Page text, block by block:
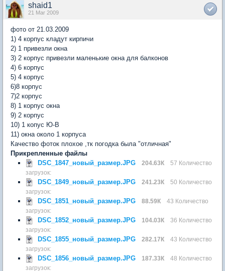
shaid1
21 Mar 2009
фото от 21.03.2009
1) 4 корпус кладут кирпичи
2) 1 привезли окна
3) 2 корпус привезли маленькие окна для балконов
4) 6 корпус
5) 4 корпус
6)8 корпус
7)2 корпус
8) 1 корпус окна
9) 2 корпус
10) 1 копус Ю-В
11) окна около 1 корпуса
Качество фоток плохое ,тк погодка была "отличная"
Прикрепленные файлы
DSC_1847_новый_размер.JPG
204.63К
57 Количество
загрузок:
DSC_1849_новый_размер.JPG 241.23К
50 Количество
загрузок:
DSC_1851_новый_размер.JPG 88.59К
43 Количество
загрузок:
DSC_1852_новый_размер.JPG 104.03К
36 Количество
загрузок:
DSC_1855_новый_размер.JPG 282.17К
43 Количество
загрузок:
DSC_1856_новый_размер.JPG 187.33К
48 Количество
загрузок: